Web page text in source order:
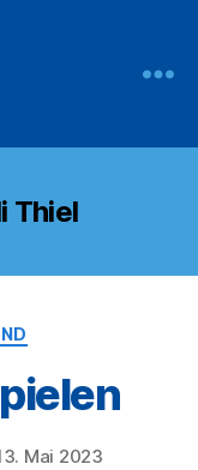
Thiel
Mai 2023